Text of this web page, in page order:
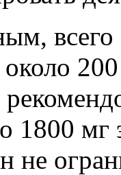
всего
1800 мг